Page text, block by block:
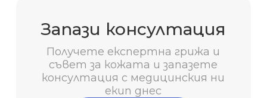
Запази консултация
Получете експертна грижа и
съвет за кожата и запазете
консултация с медицинския ни
екип днес